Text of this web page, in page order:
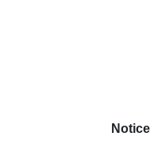
Notice